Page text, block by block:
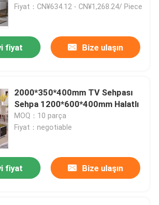
Fiyat：CN¥634.12 - CN¥1,268.24/ Piece
fiyat Bize ulaşın
2000*350*400mm TV Sehpası
Sehpa 1200*600*400mm Halatlı
MOQ：10 parça
Fiyat：negotiable
fiyat Bize ulaşın